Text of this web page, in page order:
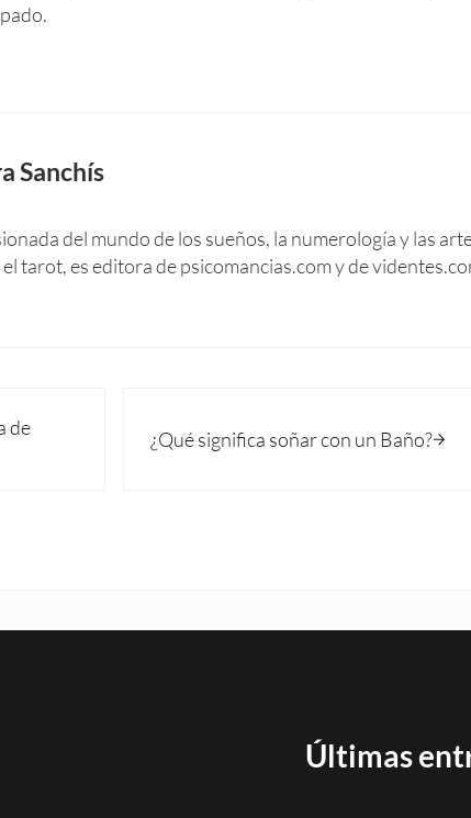
Sanchís
del mundo de los sueños, la numerología y las
tarot, es editora de psicomancias.com y de
de
¿Qué significa soñar con un Baño?
Últimas